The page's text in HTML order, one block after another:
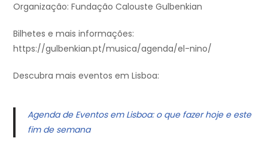
Organização: Fundação Calouste Gulbenkian
Bilhetes e mais informações:
https://gulbenkian.pt/musica/agenda/el-nino/
Descubra mais eventos em Lisboa:
Agenda de Eventos em Lisboa: o que fazer hoje e este
fim de semana